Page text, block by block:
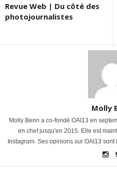
Revue Web | Du côté des
photojournalistes
Molly
Molly Benn a co-fondé OAI13 en
en chef jusqu'en 2015. Elle est
Instagram. Ses opinions sur OAI13